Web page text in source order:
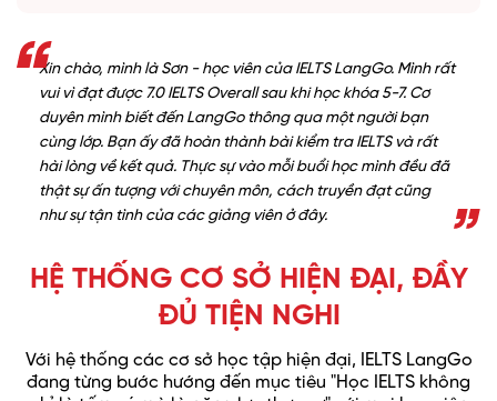
Xin chào, mình là Sơn - học viên của IELTS LangGo. Mình rất
vui vì đạt được 7.0 IELTS Overall sau khi học khóa 5-7. Cơ
duyên mình biết đến LangGo thông qua một người bạn
cùng lớp. Bạn ấy đã hoàn thành bài kiểm tra IELTS và rất
hài lòng về kết quả. Thực sự vào mỗi buổi học mình đều đã
thật sự ấn tượng với chuyên môn, cách truyền đạt cũng
như sự tận tình của các giảng viên ở đây.
HỆ THỐNG CƠ SỞ HIỆN ĐẠI, ĐẦY
ĐỦ TIỆN NGHI
Với hệ thống các cơ sở học tập hiện đại, IELTS LangGo
đang từng bước hướng đến mục tiêu "Học IELTS không